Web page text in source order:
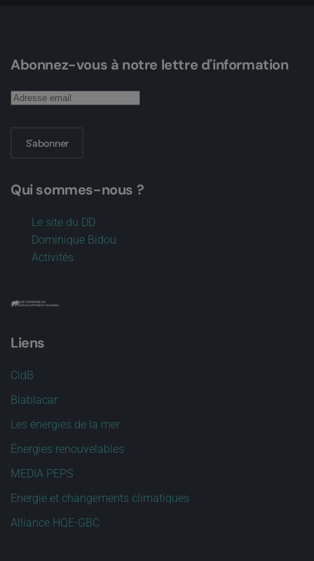
Abonnez-vous à notre lettre d'information
S'abonner
Qui sommes-nous ?
Le site du DD
Dominique Bidou
Activités
Liens
CidB
Blablacar
Les énergies de la mer
Énergies renouvelables
MEDIA PEPS
Energie et changements climatiques
Alliance HQE-GBC